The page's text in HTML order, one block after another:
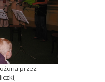
przez